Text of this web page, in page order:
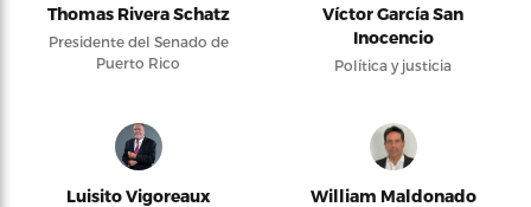
Thomas Rivera Schatz
Presidente del Senado de
Puerto Rico
Víctor García San
Inocencio
Política y justicia
Luisito Vigoreaux William Maldonado